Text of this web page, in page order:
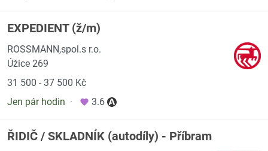
EXPEDIENT (ž/m)
ROSSMANN,spol.s r.o.
Úžice 269
31 500 - 37 500 Kč
Jen pár hodin · 3.6
ŘIDIČ / SKLADNÍK (autodíly) - Příbram